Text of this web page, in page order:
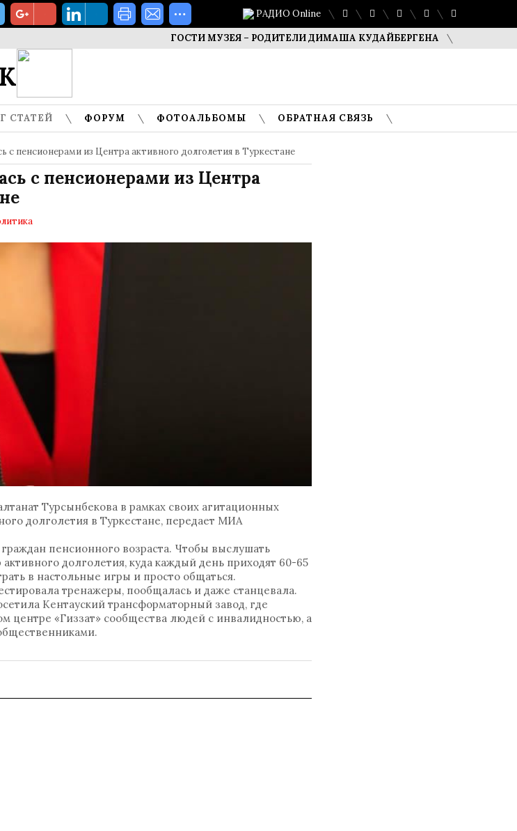
РАДИО Online
ГОСТИ МУЗЕЯ – РОДИТЕЛИ ДИМАША КУДАЙБЕРГЕНА САФУАН
СТАТЕЙ ФОРУМ ФОТОАЛЬБОМЫ ОБРАТНАЯ СВЯЗЬ
с пенсионерами из Центра активного долголетия в Туркестане
с пенсионерами из Центра
Турсынбекова в рамках своих агитационных
долголетия в Туркестане, передает МИА
пенсионного возраста. Чтобы выслушать
долголетия, куда каждый день приходят 60-65
в настольные игры и просто общаться.
тренажеры, пообщалась и даже станцевала.
Кентауский трансформаторный завод, где
центре «Гиззат» сообщества людей с инвалидностью, а